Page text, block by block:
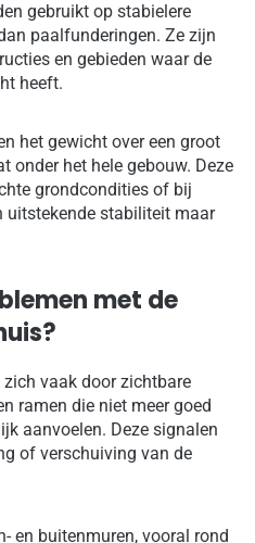
gebruikt op stabielere
paalfunderingen. Ze zijn
en gebieden waar de
heeft.
het gewicht over een groot
onder het hele gebouw. Deze
grondcondities of bij
uitstekende stabiliteit maar
met de
vaak door zichtbare
ramen die niet meer goed
aanvoelen. Deze signalen
of verschuiving van de
en buitenmuren, vooral rond